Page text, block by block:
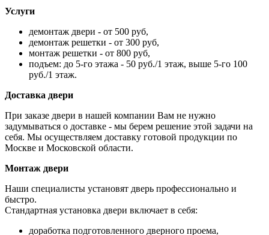
Услуги
демонтаж двери - от 500 руб,
демонтаж решетки - от 300 руб,
монтаж решетки - от 800 руб,
подъем: до 5-го этажа - 50 руб./1 этаж, выше 5-го 100
руб./1 этаж.
Доставка двери
При заказе двери в нашей компании Вам не нужно
задумываться о доставке - мы берем решение этой задачи на
себя. Мы осуществляем доставку готовой продукции по
Москве и Московской области.
Монтаж двери
Наши специалисты установят дверь профессионально и
быстро.
Стандартная установка двери включает в себя:
доработка подготовленного дверного проема,